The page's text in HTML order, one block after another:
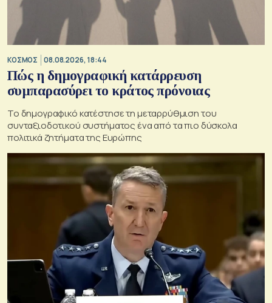
ΚΟΣΜΟΣ 08.08.2026, 18:44
Πώς η δημογραφική κατάρρευση
συμπαρασύρει το κράτος πρόνοιας
Το δημογραφικό κατέστησε τη μεταρρύθμιση του
συνταξιοδοτικού συστήματος ένα από τα πιο δύσκολα
πολιτικά ζητήματα της Ευρώπης